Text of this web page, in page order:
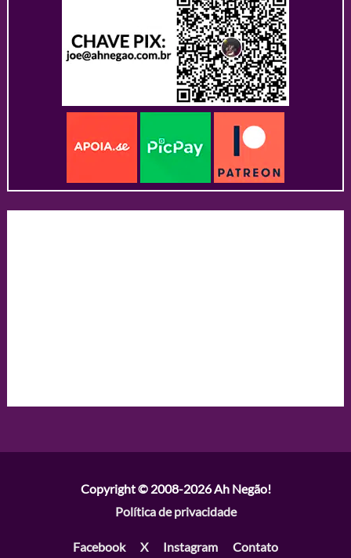
Copyright © 2008-2026Ah Negão!
Política de privacidade
Facebook X Instagram Contato